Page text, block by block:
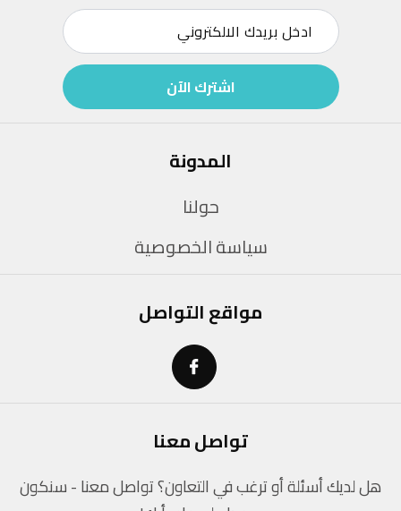
اشترك الآن
المدونة
حولنا
سياسة الخصوصية
مواقع التواصل
تواصل معنا
هل لديك أسئلة أو ترغب في التعاون؟ تواصل معنا - سنكون